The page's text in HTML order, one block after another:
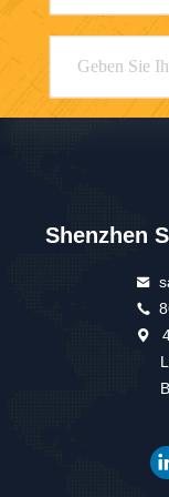
Shenzhen